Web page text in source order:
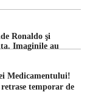
Ronaldo şi
Imaginile au
Medicamentului!
temporar de